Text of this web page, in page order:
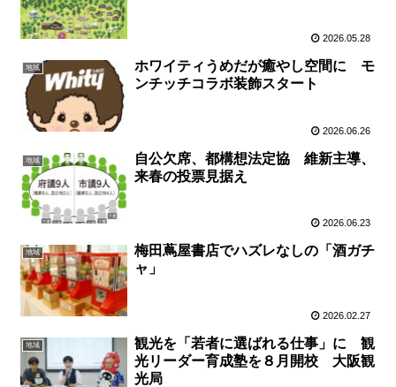
2026.05.28
地域
ホワイティうめだが癒やし空間に モ
ンチッチコラボ装飾スタート
2026.06.26
地域
自公欠席、都構想法定協 維新主導、
来春の投票見据え
2026.06.23
地域
梅田蔦屋書店でハズレなしの「酒ガチ
ャ」
2026.02.27
地域
観光を「若者に選ばれる仕事」に 観
光リーダー育成塾を８月開校 大阪観
光局